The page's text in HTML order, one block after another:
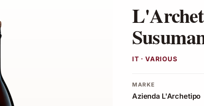
IT · VARIOUS
MARKE
Azienda L'Archetipo